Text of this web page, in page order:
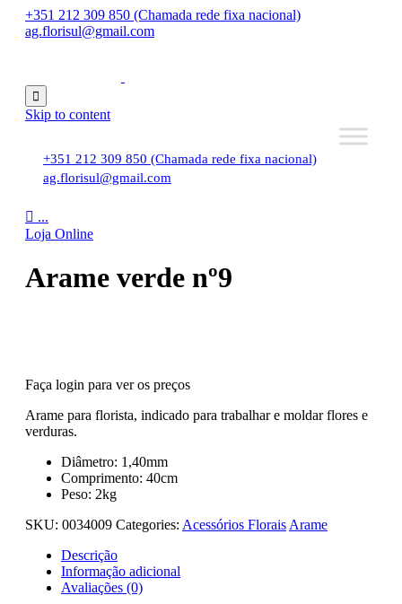
+351 212 309 850 (Chamada rede fixa nacional)
ag.florisul@gmail.com

Skip to content
+351 212 309 850 (Chamada rede fixa nacional)
ag.florisul@gmail.com
 ...
Loja Online
Arame verde nº9
Faça login para ver os preços
Arame para florista, indicado para trabalhar e moldar flores e
verduras.
Diâmetro: 1,40mm
Comprimento: 40cm
Peso: 2kg
SKU: 0034009 Categories: Acessórios Florais Arame
Descrição
Informação adicional
Avaliações (0)